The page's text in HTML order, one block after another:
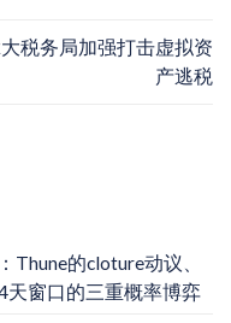
Thune的cloture动议、
天窗口的三重概率博弈
税务局加强打击虚拟资
产逃税